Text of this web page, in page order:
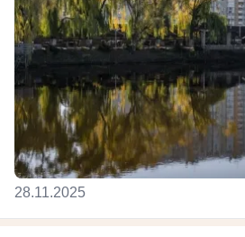
28.11.2025